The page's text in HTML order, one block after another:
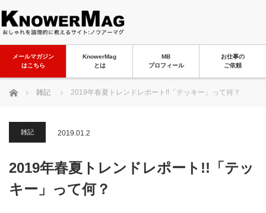
メールマガジン
はこちら
KnowerMag
とは
MB
プロフィール
お仕事の
ご依頼
ホーム 雑記 2019年春夏トレンドレポート!!「テッキー」って何？
雑記 2019.01.2
2019年春夏トレンドレポート!!「テッ
キー」って何？